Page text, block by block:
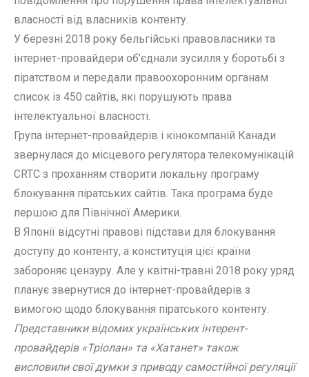
власності від власників контенту.
У березні 2018 року бельгійські правовласники та
інтернет-провайдери об’єднали зусилля у боротьбі з
піратством и передали правоохоронним органам
список із 450 сайтів, які порушують права
інтелектуальної власності.
Група інтернет-провайдерів і кінокомпаній Канади
звернулася до місцевого регулятора телекомунікацій
CRTC з проханням створити локальну програму
блокування піратських сайтів. Така програма буде
першою для Північної Америки.
В Японії відсутні правові підстави для блокування
доступу до контенту, а конституція цієї країни
забороняє цензуру. Але у квітні-травні 2018 року уряд
планує звернутися до інтернет-провайдерів з
вимогою щодо блокування піратського контенту.
Представники відомих українських інтерент-
провайдерів «Тріолан» та «Хатанет» також
висловили свої думки з приводу самостійної регуляції